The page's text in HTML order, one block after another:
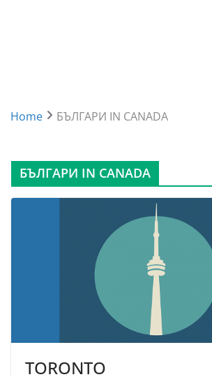
Home БЪЛГАРИ IN CANADA
БЪЛГАРИ IN CANADA
TORONTO